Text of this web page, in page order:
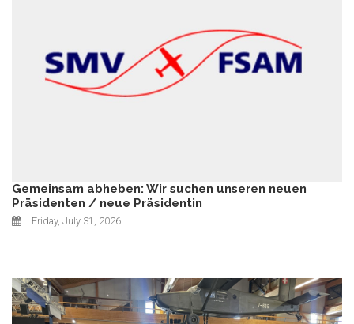
Gemeinsam abheben: Wir suchen unseren neuen
Präsidenten / neue Präsidentin
Friday, July 31, 2026